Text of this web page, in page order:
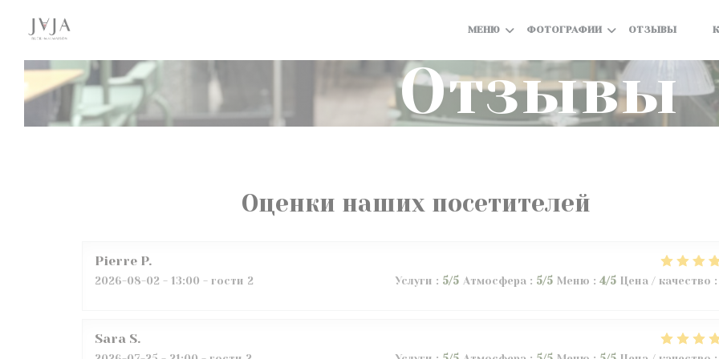
МЕНЮ ФОТОГРАФИИ ОТЗЫВЫ
Отзывы
Оценки наших посетителей
Pierre P
2026-08-02 - 13:00 - гости 2 Услуги : 5/5 Атмосфера: 5/5 Меню : 4/5 Цена / качество :
Sara S